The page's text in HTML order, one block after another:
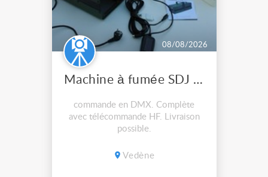
08/08/2026
Machine à fumée SDJ MIMETIKXL
commande en DMX. Complète
avec télécommande HF. Livraison
possible.
Vedène